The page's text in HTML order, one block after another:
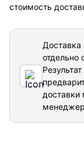
стоимость
Доставка
доставки